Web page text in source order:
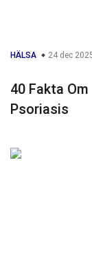
HÄLSA 24 dec
40 Fakta Om
Psoriasis